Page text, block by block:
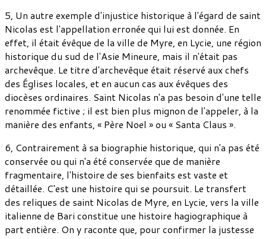
5, Un autre exemple d'injustice historique à l'égard de saint
Nicolas est l'appellation erronée qui lui est donnée. En
effet, il était évêque de la ville de Myre, en Lycie, une région
historique du sud de l'Asie Mineure, mais il n'était pas
archevêque. Le titre d'archevêque était réservé aux chefs
des Églises locales, et en aucun cas aux évêques des
diocèses ordinaires. Saint Nicolas n'a pas besoin d'une telle
renommée fictive ; il est bien plus mignon de l'appeler, à la
manière des enfants, « Père Noel » ou « Santa Claus ».
6, Contrairement à sa biographie historique, qui n'a pas été
conservée ou qui n'a été conservée que de manière
fragmentaire, l'histoire de ses bienfaits est vaste et
détaillée. C'est une histoire qui se poursuit. Le transfert
des reliques de saint Nicolas de Myre, en Lycie, vers la ville
italienne de Bari constitue une histoire hagiographique à
part entière. On y raconte que, pour confirmer la justesse